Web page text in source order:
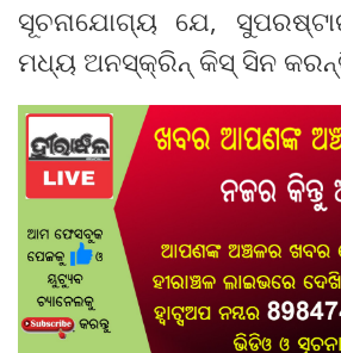
ସୂଚନାଯୋଗ୍ୟ ଯେ,
ମଧ୍ୟ ଅନସ୍କ୍ରିନ୍ କିସ୍ ସିନ